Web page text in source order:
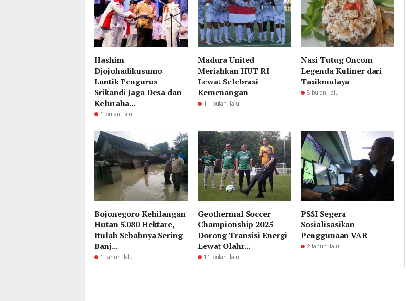
Hashim
Djojohadikusumo
Lantik Pengurus
Srikandi Jaga Desa dan
Keluraha...
1 bulan lalu
Madura United
Meriahkan HUT RI
Lewat Selebrasi
Kemenangan
11 bulan lalu
Nasi Tutug Oncom
Legenda Kuliner dari
Tasikmalaya
8 bulan lalu
Bojonegoro Kehilangan
Hutan 5.080 Hektare,
Itulah Sebabnya Sering
Banj...
1 tahun lalu
Geothermal Soccer
Championship 2025
Dorong Transisi Energi
Lewat Olahr...
11 bulan lalu
PSSI Segera
Sosialisasikan
Penggunaan VAR
2 tahun lalu